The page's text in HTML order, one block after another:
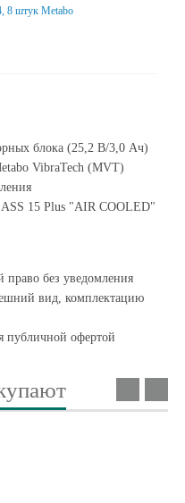
8 штук Metabo
блока (25,2 В/3,0 Ач)
VibraTech (MVT)
ASS 15 Plus "AIR COOLED"
право без уведомления
вид, комплектацию
публичной офертой